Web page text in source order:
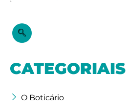
CATEGORIAIS
O Boticário